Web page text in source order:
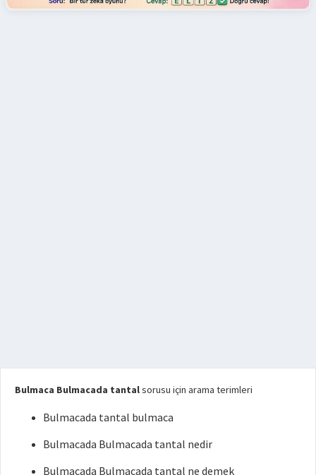
Bulmaca Bulmacada tantalsorusu için arama terimleri
Bulmacada tantal bulmaca
Bulmacada Bulmacada tantal nedir
Bulmacada Bulmacada tantal ne demek